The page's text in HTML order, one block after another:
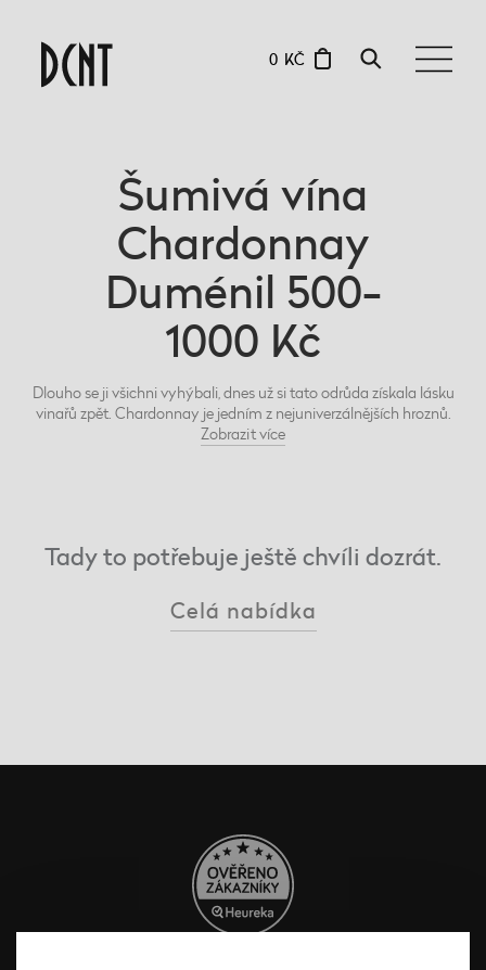
0 KČ
Šumivá vína
Chardonnay
Duménil 500-
1000 Kč
Dlouho se ji všichni vyhýbali, dnes už si tato odrůda získala lásku
vinařů zpět. Chardonnay je jedním z nejuniverzálnějších hroznů.
Zobrazitvíce
Tady to potřebuje ještě chvíli dozrát.
Celá nabídka